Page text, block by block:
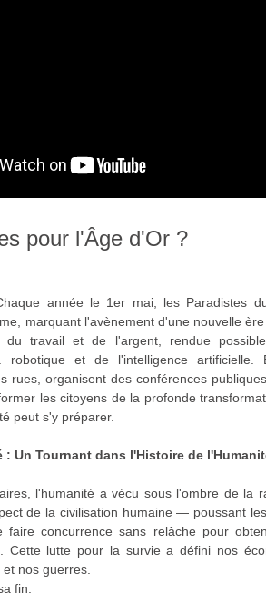
pour l'Âge d'Or ?
année le 1er mai, les Paradistes
marquant l'avènement d'une nouvelle
du travail et de l'argent, rendue
robotique et de l'intelligence
rues, organisent des conférences
les citoyens de la profonde
peut s'y préparer.
: Un Tournant dans l'Histoire de
l'humanité a vécu sous l'ombre de la
de la civilisation humaine — poussant
concurrence sans relâche pour
Cette lutte pour la survie a défini nos
nos guerres.
fin.